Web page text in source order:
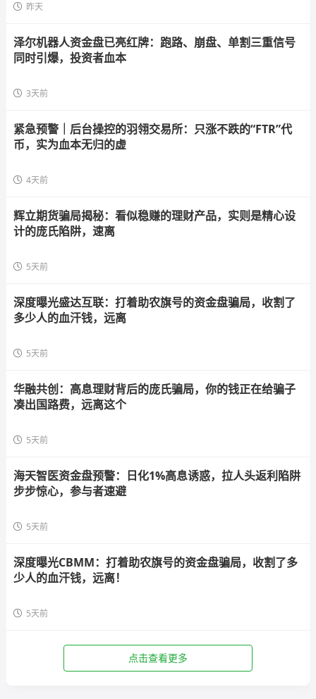
昨天
泽尔机器人资金盘已亮红牌：跑路、崩盘、单割三重信号
同时引爆，投资者血本
3天前
紧急预警｜后台操控的羽翎交易所：只涨不跌的“FTR”代
币，实为血本无归的虚
4天前
辉立期货骗局揭秘：看似稳赚的理财产品，实则是精心设
计的庞氏陷阱，速离
5天前
深度曝光盛达互联：打着助农旗号的资金盘骗局，收割了
多少人的血汗钱，远离
5天前
华融共创：高息理财背后的庞氏骗局，你的钱正在给骗子
凑出国路费，远离这个
5天前
海天智医资金盘预警：日化1%高息诱惑，拉人头返利陷阱
步步惊心，参与者速避
5天前
深度曝光CBMM：打着助农旗号的资金盘骗局，收割了多
少人的血汗钱，远离！
5天前
点击查看更多